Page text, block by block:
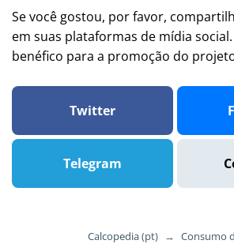
Se você gostou, por favor,
em suas plataformas de mídia
benéfico para a promoção do
Twitter
Telegram
Calcopedia (pt) → Consumo